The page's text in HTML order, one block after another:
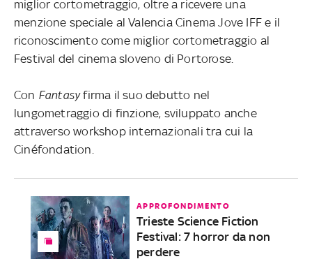
miglior cortometraggio, oltre a ricevere una
menzione speciale al Valencia Cinema Jove IFF e il
riconoscimento come miglior cortometraggio al
Festival del cinema sloveno di Portorose.
Con Fantasyfirma il suo debutto nel
lungometraggio di finzione, sviluppato anche
attraverso workshop internazionali tra cui la
Cinéfondation.
APPROFONDIMENTO
Trieste Science Fiction
Festival: 7 horror da non
perdere